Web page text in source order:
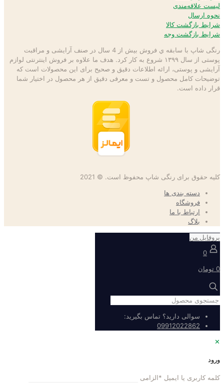
لیست علاقه‌مندی
نحوه ارسال
شرایط بازگشت کالا
شرایط بازگشت وجه
رنگی شاپ با سابقه ي فروش بیش از 4 سال در صنف آرایشی و مراقبت
پوستی از سال ۱۳۹۹ شروع به كار كرد. هدف ما علاوه بر فروش اینترنتی لوازم
آرایشی و پوستی، ارائه اطلاعات دقیق و صحیح برای این محصولات است كه
توضيحات كامل محصول و تست و معرفی دقیق از هر محصول در اختيار شما
قرار داده است.
کلیه حقوق برای رنگی شاپ محفوظ است. © 2021
دسته بندی ها
فروشگاه
ارتباط با ما
بلاگ
پروفایل من
0
0 تومان
سوالی دارید؟ تماس بگیرید:
09912022862
✕
ورود
کلمه کاربری یا ایمیل *الزامی